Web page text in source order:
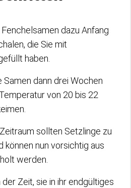
dazu Anfang
die Sie mit
haben.
Samen dann drei Wochen
von 20 bis 22
sollten Setzlinge zu
können nun vorsichtig aus
werden.
Zeit, sie in ihr endgültiges